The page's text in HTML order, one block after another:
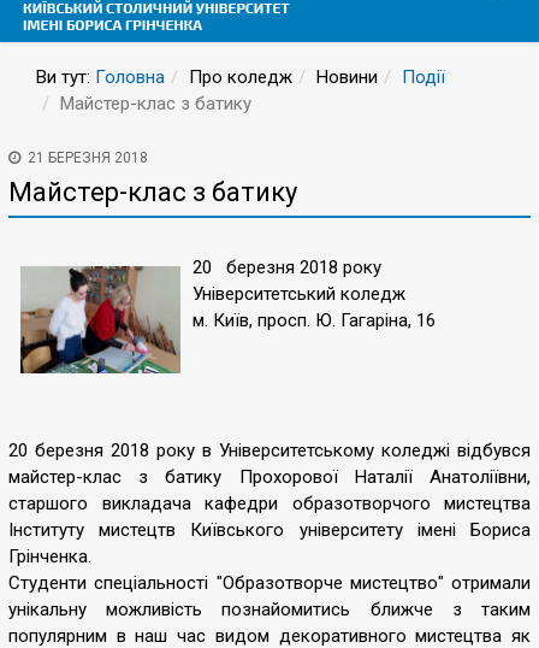
Ви тут: Головна Про коледж Новини
Події
Майстер-клас з батику
21 БЕРЕЗНЯ 2018
Майстер-клас з батику
20 березня 2018 року
Університетський коледж
м. Київ, просп. Ю. Гагаріна, 16
20 березня 2018 року в Університетському коледжі відбувся
майстер-клас з батику Прохорової Наталії Анатоліївни,
старшого викладача кафедри образотворчого мистецтва
Інституту мистецтв Київського університету імені Бориса
Грінченка.
Студенти спеціальності "Образотворче мистецтво" отримали
унікальну можливість познайомитись ближче з таким
популярним в наш час видом декоративного мистецтва як